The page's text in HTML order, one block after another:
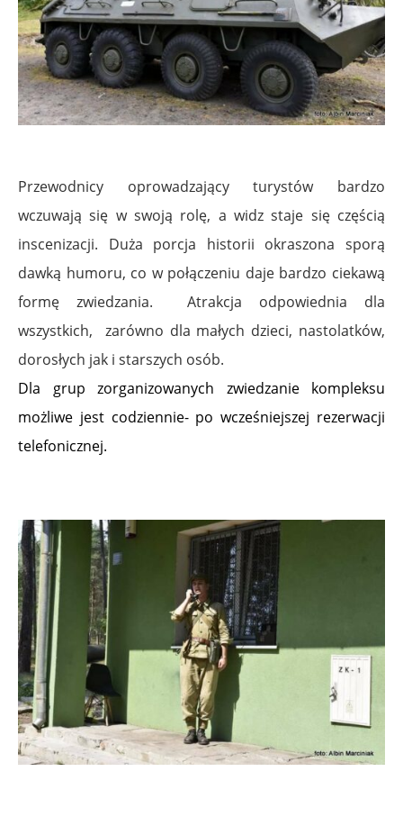
Przewodnicy oprowadzający turystów bardzo
wczuwają się w swoją rolę, a widz staje się częścią
inscenizacji. Duża porcja historii okraszona sporą
dawką humoru, co w połączeniu daje bardzo ciekawą
formę zwiedzania. Atrakcja odpowiednia dla
wszystkich, zarówno dla małych dzieci, nastolatków,
dorosłych jak i starszych osób.
Dla grup zorganizowanych zwiedzanie kompleksu
możliwe jest codziennie- po wcześniejszej rezerwacji
telefonicznej.